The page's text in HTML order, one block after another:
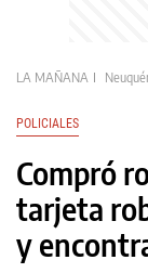
LA MAÑANA
POLICIALES
Compró
tarjeta
y